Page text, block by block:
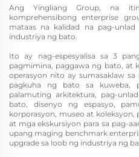
Ang Yingliang Group, na
komprehensibong enterprise
mataas na kalidad na pag-
industriya ng bato.
Ito ay nag-espesyalisa sa 3
pagmimina, paggawa ng bato, at
operasyon nito ay sumasaklaw
pagkuha ng bato sa kuweba,
palamuting arkitektura, pag-
bato, disenyo ng espasyo,
korporasyon, museo at
at mga ekskursiyon para sa pag-
upang maging benchmark
upgrade sa loob ng industriya ng